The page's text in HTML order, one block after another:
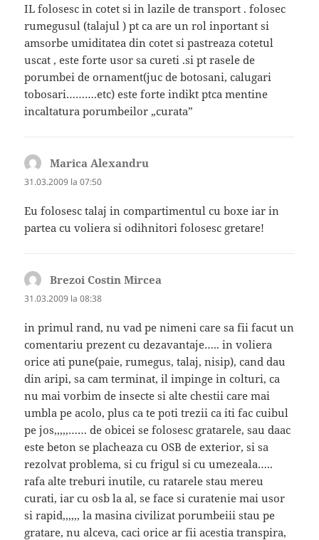
IL folosesc in cotet si in lazile de transport . folosec
rumegusul (talajul ) pt ca are un rol inportant si
amsorbe umiditatea din cotet si pastreaza cotetul
uscat , este forte usor sa cureti .si pt rasele de
porumbei de ornament(juc de botosani, calugari
tobosari……….etc) este forte indikt ptca mentine
incaltatura porumbeilor „curata”
Marica Alexandru
31.03.2009 la 07:50
Eu folosesc talaj in compartimentul cu boxe iar in
partea cu voliera si odihnitori folosesc gretare!
Brezoi Costin Mircea
31.03.2009 la 08:38
in primul rand, nu vad pe nimeni care sa fii facut un
comentariu prezent cu dezavantaje….. in voliera
orice ati pune(paie, rumegus, talaj, nisip), cand dau
din aripi, sa cam terminat, il impinge in colturi, ca
nu mai vorbim de insecte si alte chestii care mai
umbla pe acolo, plus ca te poti trezii ca iti fac cuibul
pe jos,,,,,…… de obicei se folosesc gratarele, sau daac
este beton se placheaza cu OSB de exterior, si sa
rezolvat problema, si cu frigul si cu umezeala…..
rafa alte treburi inutile, cu ratarele stau mereu
curati, iar cu osb la al, se face si curatenie mai usor
si rapid,,,,,, la masina civilizat porumbeiii stau pe
gratare, nu alceva, caci orice ar fii acestia transpira,